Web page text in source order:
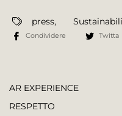
press,
Condividere Twitta
AR EXPERIENCE
RESPETTO